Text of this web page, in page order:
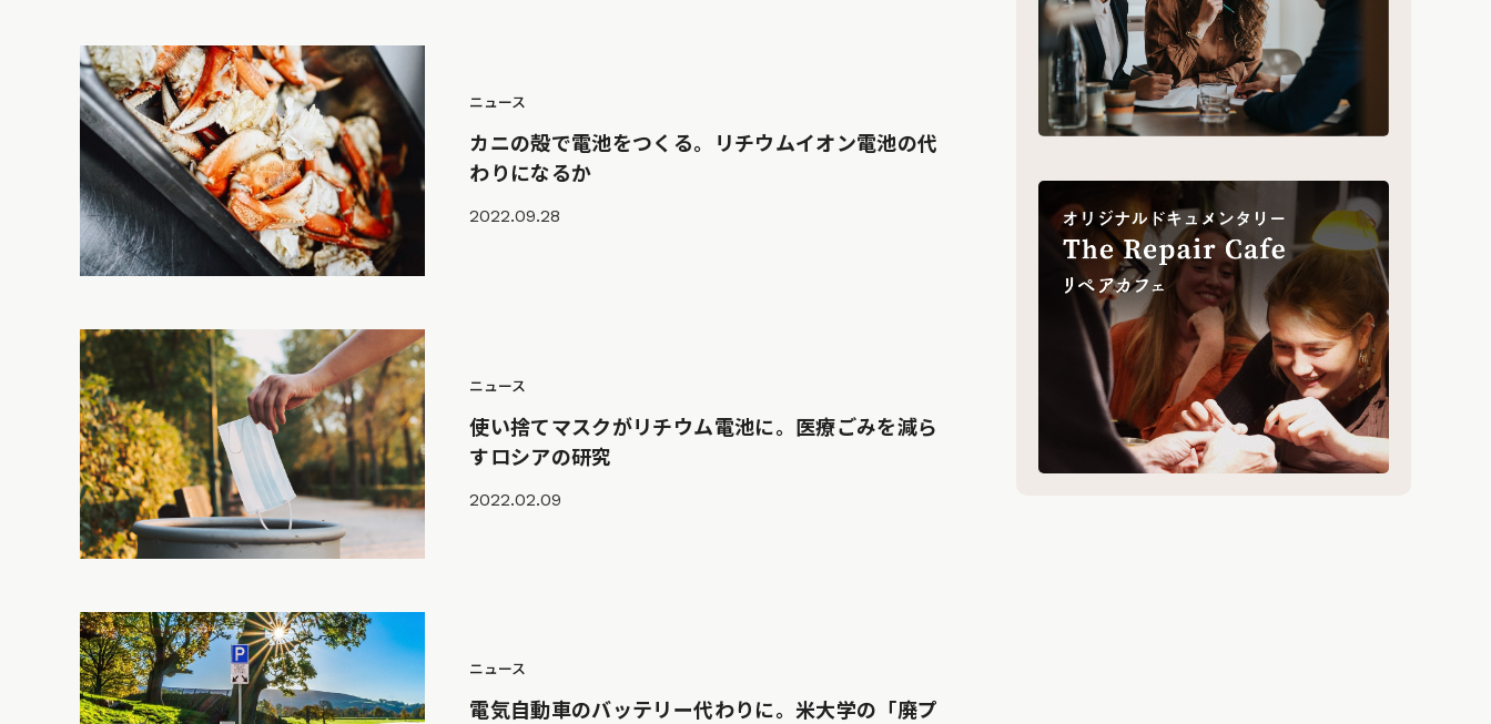
ニュース
カニの殻で電池をつくる。リチウムイオン電池の代
わりになるか
2022.09.28
ニュース
使い捨てマスクがリチウム電池に。医療ごみを減ら
すロシアの研究
2022.02.09
ニュース
電気自動車のバッテリー代わりに。米大学の「廃プ